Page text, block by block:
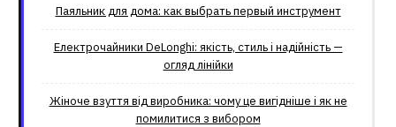
Паяльник для дома: как выбрать первый инструмент
Електрочайники DeLonghi: якість, стиль і надійність —
огляд лінійки
Жіноче взуття від виробника: чому це вигідніше і як не
помилитися з вибором